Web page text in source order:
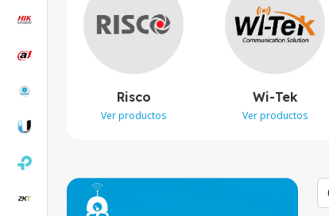
Risco
Ver productos
Wi-Tek
Ver productos